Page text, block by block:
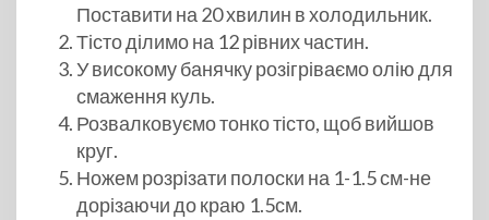
Поставити на 20 хвилин в холодильник.
Тісто ділимо на 12 рівних частин.
У високому банячку розігріваємо олію для
смаження куль.
Розвалковуємо тонко тісто, щоб вийшов
круг.
Ножем розрізати полоски на 1-1.5 см-не
дорізаючи до краю 1.5см.